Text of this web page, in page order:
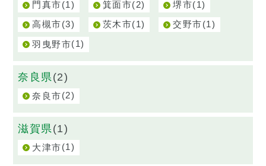
門真市(1) 箕面市(2) 堺市(1)
高槻市(3) 茨木市(1) 交野市(1)
羽曳野市(1)
奈良県 (2)
奈良市(2)
滋賀県 (1)
大津市(1)